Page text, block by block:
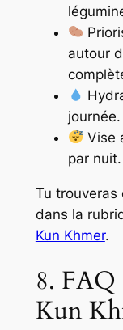
autour
journée.
Vise
par nuit.
Tu trouveras
dans la
Kun Khmer.
8. FAQ
Kun